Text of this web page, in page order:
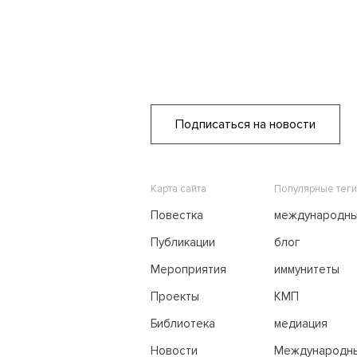
Подписаться на новости
Карта сайта
Повестка
Публикации
Мероприятия
Проекты
Библиотека
Новости
Популярные теги
блог
иммунитеты
КМП
медиация